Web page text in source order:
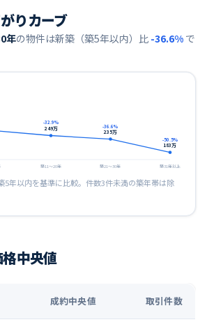
りカーブ
年の物件は新築（築5年以内）比 -36.6% で
249万
-32.9%
築11〜20年
235万
-36.6%
築21〜30年
183万
-50.5%
築31年以上
5年以内を基準に比較。件数3件未満の築年帯は除
中央値
成約中央値 取引件数